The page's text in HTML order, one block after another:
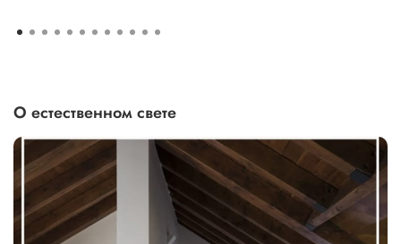
О естественном свете